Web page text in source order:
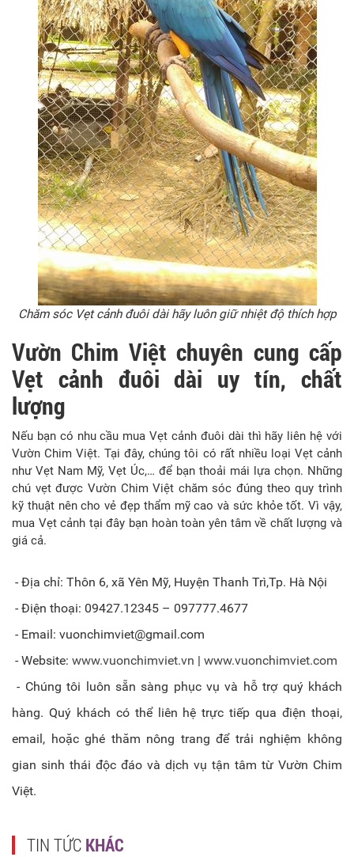
Chăm sóc Vẹt cảnh đuôi dài hãy luôn giữ nhiệt độ thích hợp
Vườn Chim Việt chuyên cung cấp
Vẹt cảnh đuôi dài uy tín, chất
lượng
Nếu bạn có nhu cầu mua Vẹt cảnh đuôi dài thì hãy liên hệ với
Vườn Chim Việt. Tại đây, chúng tôi có rất nhiều loại Vẹt cảnh
như Vẹt Nam Mỹ, Vẹt Úc,… để bạn thoải mái lựa chọn. Những
chú vẹt được Vườn Chim Việt chăm sóc đúng theo quy trình
kỹ thuật nên cho vẻ đẹp thẩm mỹ cao và sức khỏe tốt. Vì vậy,
mua Vẹt cảnh tại đây bạn hoàn toàn yên tâm về chất lượng và
giá cả.
- Địa chỉ: Thôn 6, xã Yên Mỹ, Huyện Thanh Trì,Tp. Hà Nội
- Điện thoại: 09427.12345 – 097777.4677
- Email: vuonchimviet@gmail.com
- Website: www.vuonchimviet.vn | www.vuonchimviet.com
- Chúng tôi luôn sẵn sàng phục vụ và hỗ trợ quý khách
hàng. Quý khách có thể liên hệ trực tiếp qua điện thoại,
email, hoặc ghé thăm nông trang để trải nghiệm không
gian sinh thái độc đáo và dịch vụ tận tâm từ Vườn Chim
Việt.
TIN TỨC KHÁC